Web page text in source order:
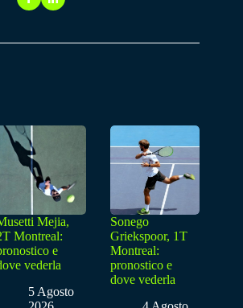
Mejia,
Montreal:
e
vederla
5 Agosto
Sonego
Griekspoor, 1T
Montreal:
pronostico e
dove vederla